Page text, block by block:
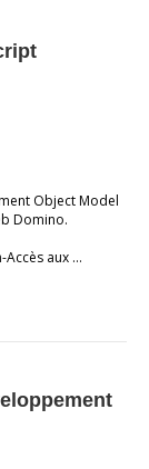
Object Model
Domino.
Accès aux …